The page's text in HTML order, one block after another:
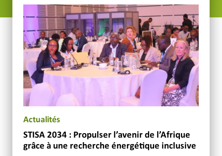
Actualités
STISA 2034 : Propulser l’avenir de l’Afrique
grâce à une recherche énergétique inclusive